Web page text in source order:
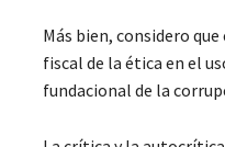
Más bien, considero
fiscal de la ética en el
fundacional de la